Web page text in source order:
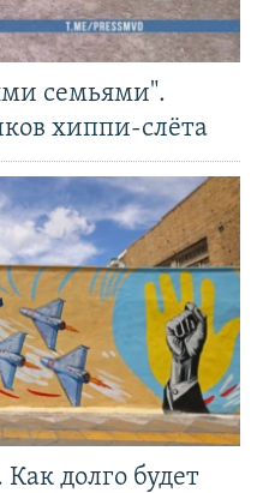
семьями".
хиппи-слёта
долго будет